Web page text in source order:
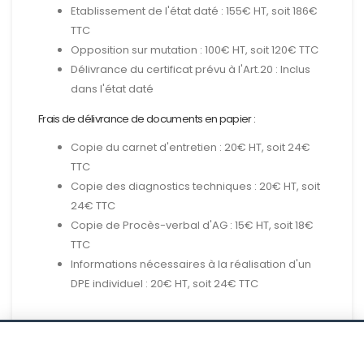
Etablissement de l'état daté : 155€ HT, soit 186€
TTC
Opposition sur mutation : 100€ HT, soit 120€ TTC
Délivrance du certificat prévu à l'Art.20 : Inclus
dans l'état daté
Frais de délivrance de documents en papier :
Copie du carnet d'entretien : 20€ HT, soit 24€
TTC
Copie des diagnostics techniques : 20€ HT, soit
24€ TTC
Copie de Procès-verbal d'AG : 15€ HT, soit 18€
TTC
Informations nécessaires à la réalisation d'un
DPE individuel : 20€ HT, soit 24€ TTC